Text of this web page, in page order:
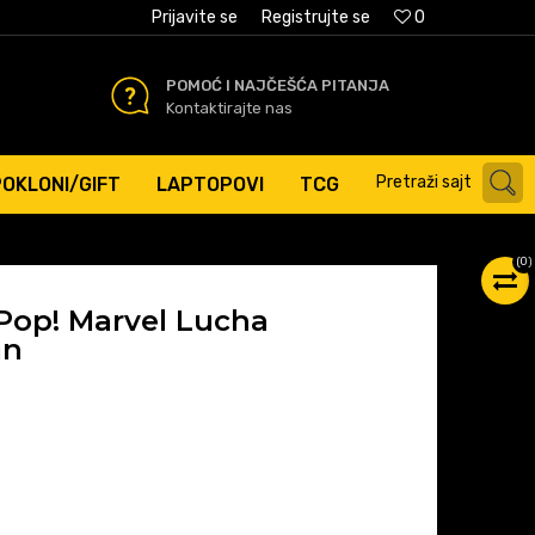
PLATNIM KARTICAMA 0
Prijavite se Registrujte se
POMOĆ I NAJČEŠĆA PITANJA
Kontaktirajte nas
GIFT LAPTOPOVI TCG Pretraži sajt
(0)
Marvel Lucha